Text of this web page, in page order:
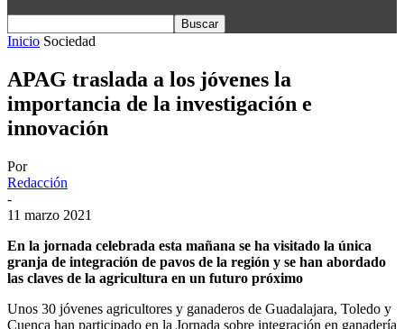
Inicio Sociedad
APAG traslada a los jóvenes la
importancia de la investigación e
innovación
Por
Redacción
-
11 marzo 2021
En la jornada celebrada esta mañana se ha visitado la única
granja de integración de pavos de la región y se han abordado
las claves de la agricultura en un futuro próximo
Unos 30 jóvenes agricultores y ganaderos de Guadalajara, Toledo y
Cuenca han participado en la Jornada sobre integración en ganadería